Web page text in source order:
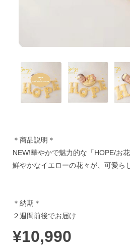
＊商品説明＊
NEW!華やかで魅力的な「HOPE/お
鮮やかなイエローの花々が、可愛ら
＊納期＊
２週間前後でお届け
¥10,990